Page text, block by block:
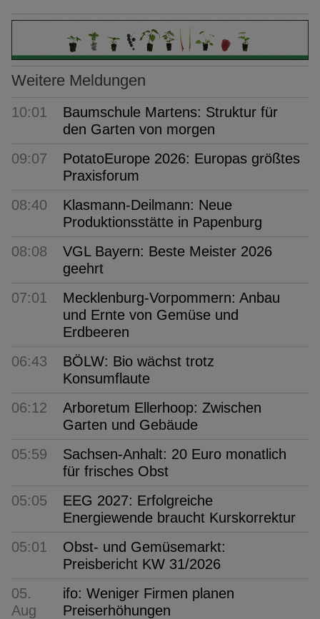
Weitere Meldungen
10:01
Baumschule Martens: Struktur für
den Garten von morgen
09:07
PotatoEurope 2026: Europas größtes
Praxisforum
08:40
Klasmann-Deilmann: Neue
Produktionsstätte in Papenburg
08:08
VGL Bayern: Beste Meister 2026
geehrt
07:01
Mecklenburg-Vorpommern: Anbau
und Ernte von Gemüse und
Erdbeeren
06:43
BÖLW: Bio wächst trotz
Konsumflaute
06:12
Arboretum Ellerhoop: Zwischen
Garten und Gebäude
05:59
Sachsen-Anhalt: 20 Euro monatlich
für frisches Obst
05:05
EEG 2027: Erfolgreiche
Energiewende braucht Kurskorrektur
05:01
Obst- und Gemüsemarkt:
Preisbericht KW 31/2026
05.
Aug
ifo: Weniger Firmen planen
Preiserhöhungen